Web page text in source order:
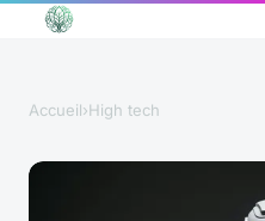
Accueil›High tech